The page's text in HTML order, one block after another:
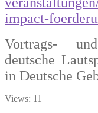
impact-
Vortrags-
deutsche
in Deutsche
Views: 11